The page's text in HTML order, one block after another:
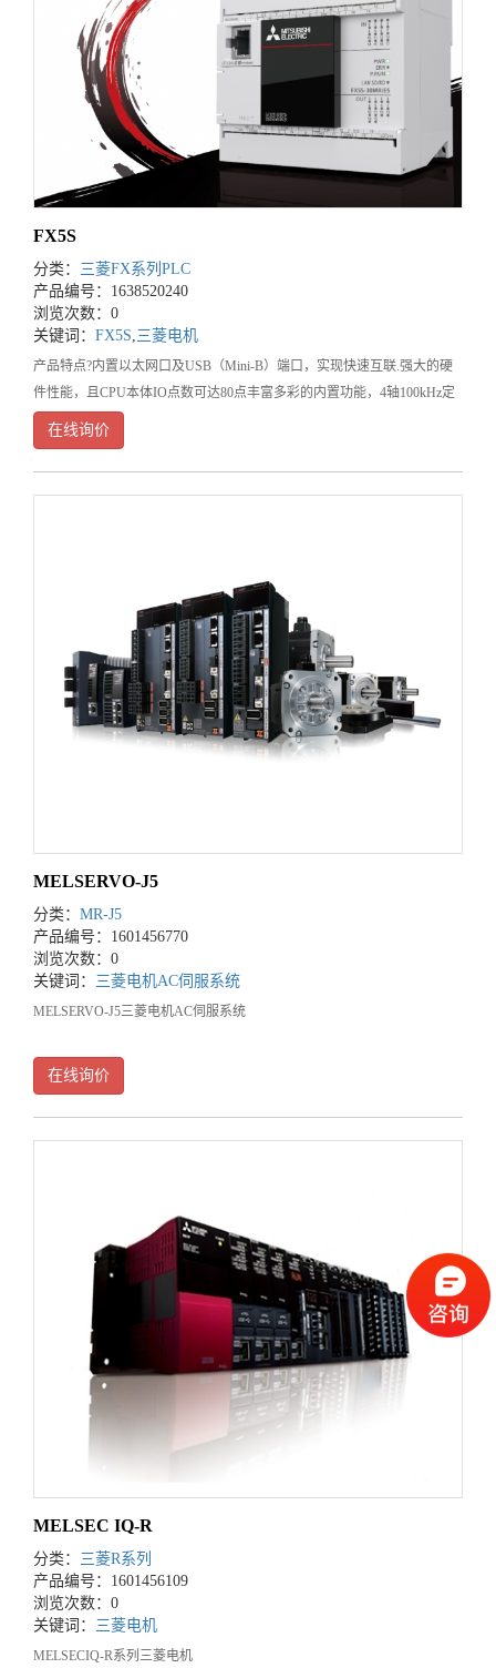
FX5S
分类： 三菱FX系列PLC
产品编号：1638520240
浏览次数：0
关键词： FX5S,三菱电机
产品特点?内置以太网口及USB（Mini-B）端口，实现快速互联.强大的硬
件性能，且CPU本体IO点数可达80点丰富多彩的内置功能，4轴100kHz定
位功能，8通道高速计数器与伺服产品组合使用，实现简单、低成本的驱
动系统轻松实现loT
在线询价
MELSERVO-J5
分类： MR-J5
产品编号：1601456770
浏览次数：0
关键词： 三菱电机AC伺服系统
MELSERVO-J5三菱电机AC伺服系统
在线询价
MELSEC IQ-R
分类： 三菱R系列
产品编号：1601456109
浏览次数：0
关键词： 三菱电机
MELSECIQ-R系列三菱电机